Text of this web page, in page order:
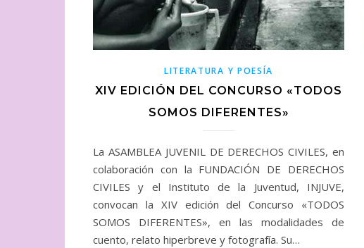
LITERATURA Y POESÍA
XIV EDICIÓN DEL CONCURSO «TODOS
SOMOS DIFERENTES»
La ASAMBLEA JUVENIL DE DERECHOS CIVILES, en
colaboración con la FUNDACIÓN DE DERECHOS
CIVILES y el Instituto de la Juventud, INJUVE,
convocan la XIV edición del Concurso «TODOS
SOMOS DIFERENTES», en las modalidades de
cuento, relato hiperbreve y fotografía. Su…